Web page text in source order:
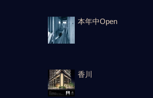
本年中Open
香川